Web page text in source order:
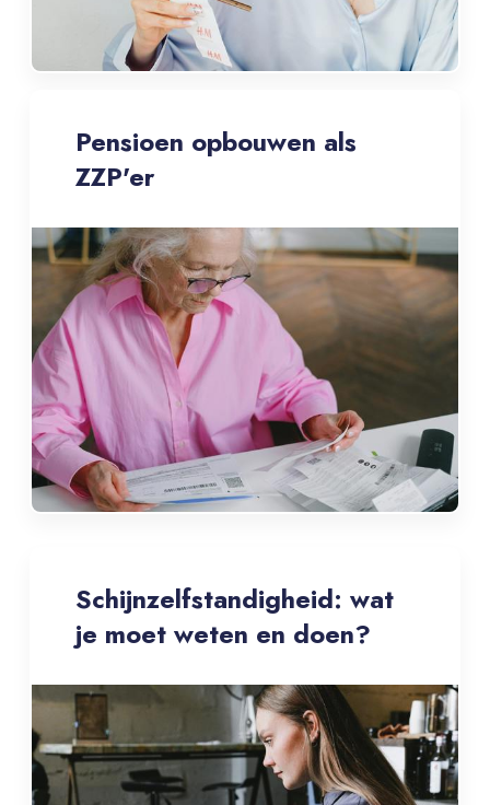
Pensioen opbouwen als
ZZP'er
Schijnzelfstandigheid: wat
je moet weten en doen?